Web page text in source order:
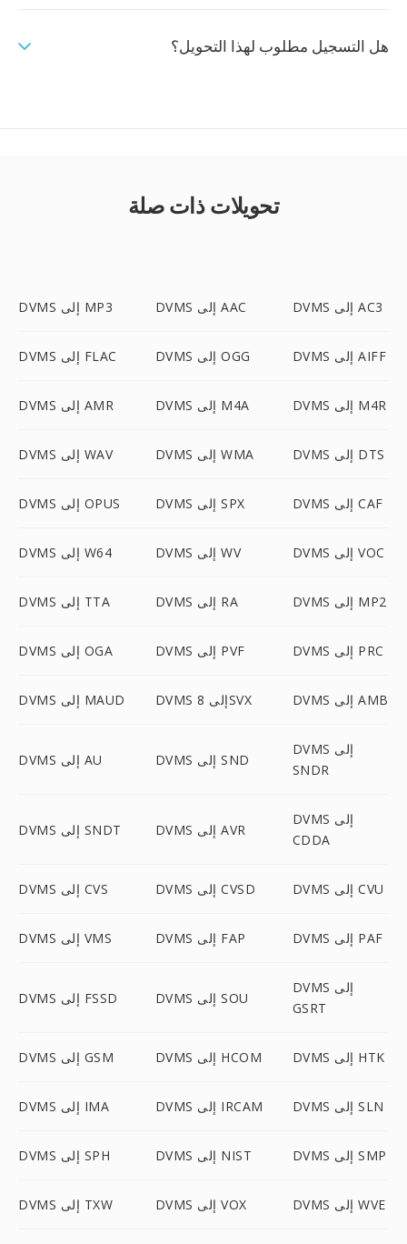
هل التسجيل مطلوب لهذا التحويل؟
تحويلات ذات صلة
DVMS إلى MP3 DVMS إلى AAC DVMS إلى AC3
DVMS إلى FLAC DVMS إلى OGG DVMS إلى AIFF
DVMS إلى AMR DVMS إلى M4A DVMS إلى M4R
DVMS إلى WAV DVMS إلى WMA DVMS إلى DTS
DVMS إلى OPUS DVMS إلى SPX DVMS إلى CAF
DVMS إلى W64 DVMS إلى WV DVMS إلى VOC
DVMS إلى TTA DVMS إلى RA DVMS إلى MP2
DVMS إلى OGA DVMS إلى PVF DVMS إلى PRC
DVMS إلى MAUD DVMS إلى 8SVX DVMS إلى AMB
DVMS إلى AU DVMS إلى SND
DVMS إلى
SNDR
DVMS إلى SNDT DVMS إلى AVR
DVMS إلى
CDDA
DVMS إلى CVS DVMS إلى CVSD DVMS إلى CVU
DVMS إلى VMS DVMS إلى FAP DVMS إلى PAF
DVMS إلى FSSD DVMS إلى SOU
DVMS إلى
GSRT
DVMS إلى GSM DVMS إلى HCOM DVMS إلى HTK
DVMS إلى IMA DVMS إلى IRCAM DVMS إلى SLN
DVMS إلى SPH DVMS إلى NIST DVMS إلى SMP
DVMS إلى TXW DVMS إلى VOX DVMS إلى WVE